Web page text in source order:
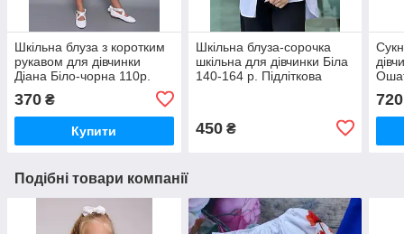
Шкільна блуза з коротким
рукавом для дівчинки
Діана Біло-чорна 110р.
370 ₴
Купити
Шкільна блуза-сорочка
шкільна для дівчинки Біла
140-164 р. Підліткова
450₴
720
Подібні товари компанії